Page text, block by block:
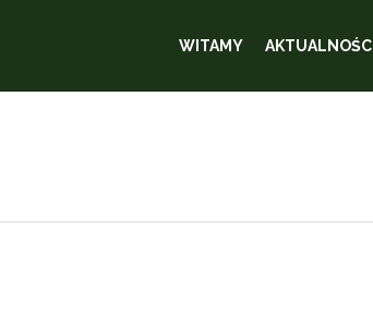
WITAMY AKTUALNOŚCI